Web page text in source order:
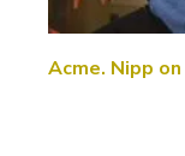
Acme. Nipp